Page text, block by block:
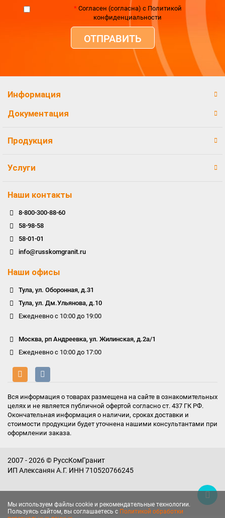
Согласен (согласна) с Политикой
конфиденциальности
ОТПРАВИТЬ
Мы используем файлы cookie и рекомендательные технологии.
Пользуясь сайтом, вы соглашаетесь с Политикой обработки
Информация
Документация
Продукция
Услуги
Наши контакты
8-800-300-88-60
58-98-58
58-01-01
info@russkomgranit.ru
Наши офисы
Тула, ул. Оборонная, д.31
Тула, ул. Дм.Ульянова, д.10
Ежедневно с 10:00 до 19:00
Москва, рп Андреевка, ул. Жилинская, д.2а/1
Ежедневно с 10:00 до 17:00
Вся информация о товарах размещена на сайте в ознакомительных
целях и не является публичной офертой согласно ст. 437 ГК РФ.
Окончательная информация о наличии, сроках доставки и
стоимости продукции будет уточнена нашими консультантами при
оформлении заказа.
2007 - 2026 © РуссКомГранит
ИП Алексанян А.Г. ИНН 710520766245